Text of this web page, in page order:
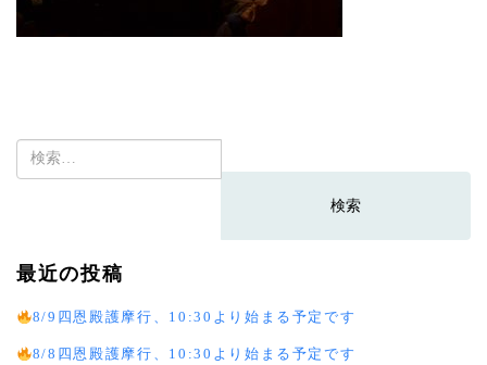
検
索:
最近の投稿
8/9四恩殿護摩行、10:30より始まる予定です
8/8四恩殿護摩行、10:30より始まる予定です